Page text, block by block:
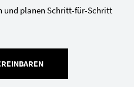
und planen Schritt-für-Schritt